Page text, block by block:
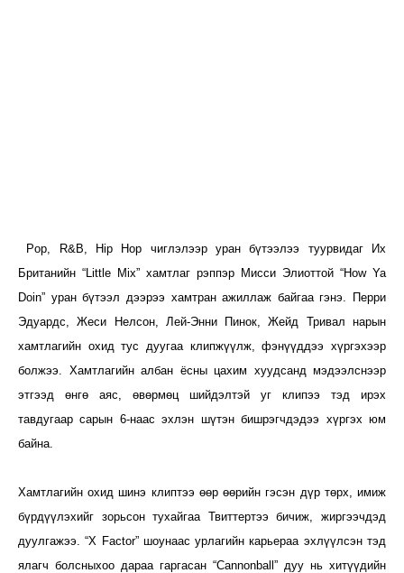
Pop, R&B, Hip Hop чиглэлээр уран бүтээлээ туурвидаг Их
Британийн “Little Mix” хамтлаг рэппэр Мисси Элиоттой “How Ya
Doin” уран бүтээл дээрээ хамтран ажиллаж байгаа гэнэ. Перри
Эдуардс, Жеси Нелсон, Лей-Энни Пинок, Жейд Тривал нарын
хамтлагийн охид тус дуугаа клипжүүлж, фэнүүддээ хүргэхээр
болжээ. Хамтлагийн албан ёсны цахим хуудсанд мэдээлснээр
этгээд өнгө аяс, өвөрмөц шийдэлтэй уг клипээ тэд ирэх
тавдугаар сарын 6-наас эхлэн шүтэн бишрэгчдэдээ хүргэх юм
байна.
Хамтлагийн охид шинэ клиптээ өөр өөрийн гэсэн дүр төрх, имиж
бүрдүүлэхийг зорьсон тухайгаа Твиттертээ бичиж, жиргээчдэд
дуулгажээ. “X Factor” шоунаас урлагийн карьераа эхлүүлсэн тэд
ялагч болсныхоо дараа гаргасан “Cannonball” дуу нь хитүүдийн